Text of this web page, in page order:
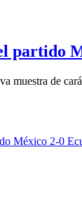
partido
muestra de